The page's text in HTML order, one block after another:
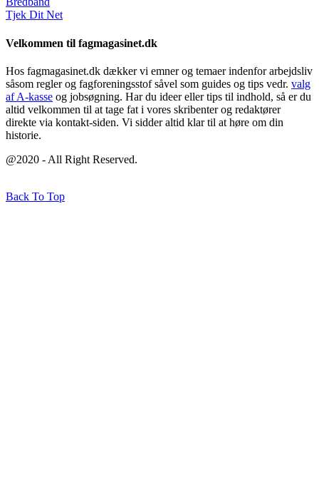
Tjek Dit Net
Velkommen til fagmagasinet.dk
Hos fagmagasinet.dk dækker vi emner og temaer indenfor arbejdsliv
såsom regler og fagforeningsstof såvel som guides og tips vedr. valg
af A-kasse og jobsøgning. Har du ideer eller tips til indhold, så er du
altid velkommen til at tage fat i vores skribenter og redaktører
direkte via kontakt-siden. Vi sidder altid klar til at høre om din
historie.
@2020 - All Right Reserved.
Back To Top